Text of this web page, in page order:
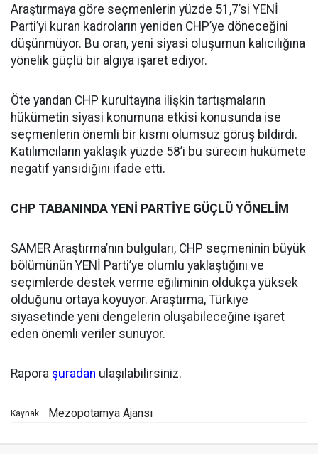
Araştırmaya göre seçmenlerin yüzde 51,7’si YENİ
Parti’yi kuran kadroların yeniden CHP’ye döneceğini
düşünmüyor. Bu oran, yeni siyasi oluşumun kalıcılığına
yönelik güçlü bir algıya işaret ediyor.
Öte yandan CHP kurultayına ilişkin tartışmaların
hükümetin siyasi konumuna etkisi konusunda ise
seçmenlerin önemli bir kısmı olumsuz görüş bildirdi.
Katılımcıların yaklaşık yüzde 58’i bu sürecin hükümete
negatif yansıdığını ifade etti.
CHP TABANINDA YENİ PARTİYE GÜÇLÜ YÖNELİM
SAMER Araştırma’nın bulguları, CHP seçmeninin büyük
bölümünün YENİ Parti’ye olumlu yaklaştığını ve
seçimlerde destek verme eğiliminin oldukça yüksek
olduğunu ortaya koyuyor. Araştırma, Türkiye
siyasetinde yeni dengelerin oluşabileceğine işaret
eden önemli veriler sunuyor.
Rapora şuradan ulaşılabilirsiniz.
Kaynak: Mezopotamya Ajansı